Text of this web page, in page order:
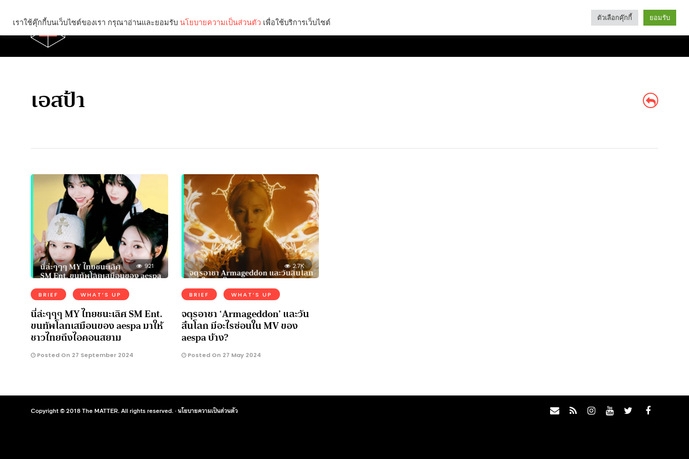
Categories
เอสป้า
921
BRIEF WHAT’S UP
นี่ล่ะๆๆๆ MY ไทยชนะเลิศ SM Ent.
ขนทัพโลกเสมือนของ aespa มาให้
ชาวไทยถึงไอคอนสยาม
Posted On 27 September 2024
2.7K
BRIEF WHAT’S UP
จตุรอาชา ‘Armageddon’ และวัน
สิ้นโลก มีอะไรซ่อนใน MV ของ
aespa บ้าง?
Posted On 27 May 2024
Copyright © 2018 The MATTER. All rights reserved. ·นโยบายความเป็นส่วนตัว
เราใช้คุ๊กกี้บนเว็บไซต์ของเรา กรุณาอ่านและยอมรับ นโยบายความเป็นส่วนตัว เพื่อใช้บริการเว็บไซต์ ตัวเลือกคุ๊กกี้ ยอมรับ